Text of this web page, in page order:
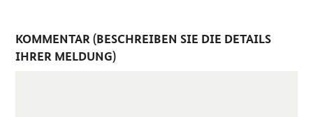
KOMMENTAR (BESCHREIBEN SIE DIE DETAILS
IHRER MELDUNG)